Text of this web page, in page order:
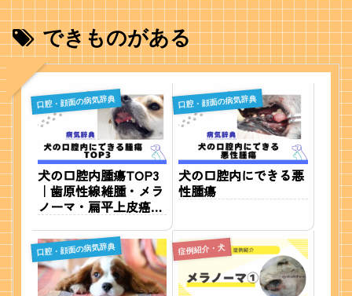
できものがある
口腔・顔面の病気辞典
犬の口腔内腫瘍TOP3
｜歯原性線維腫・メラ
ノーマ・扁平上皮癌の
解説
口腔・顔面の病気辞典
犬の口腔内にできる悪
性腫瘍
口腔・顔面の病気辞典 症例紹介・犬